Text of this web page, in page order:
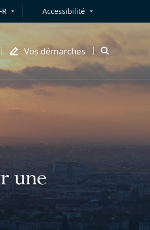
Accessibilité
Vos démarches
Ouvrir
la
modale
une